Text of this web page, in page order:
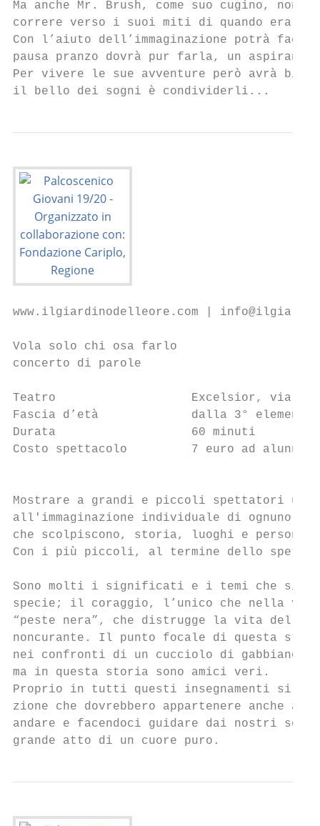
Ma anche Mr. Brush, come suo cugino,
correre verso i suoi miti di quando era
Con l’aiuto dell’immaginazione potrà
pausa pranzo dovrà pur farla, un
Per vivere le sue avventure però avrà
il bello dei sogni è condividerli...
www.ilgiardinodelleore.com |
Vola solo chi osa farlo
concerto di parole
Teatro                   Excelsior, via
Fascia d’età             dalla 3°
Durata                   60 minuti
Costo spettacolo         7 euro ad
Mostrare a grandi e piccoli spettatori
all'immaginazione individuale di ognuno
che scolpiscono, storia, luoghi e
Con i più piccoli, al termine dello
Sono molti i significati e i temi che si
specie; il coraggio, l’unico che nella vita
“peste nera”, che distrugge la vita della
noncurante. Il punto focale di questa
nei confronti di un cucciolo di gabbiano:
ma in questa storia sono amici veri.
Proprio in tutti questi insegnamenti si fa
zione che dovrebbero appartenere anche
andare e facendoci guidare dai nostri
grande atto di un cuore puro.